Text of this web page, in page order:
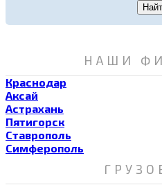
НАШИ
Краснодар
Аксай
Астрахань
Пятигорск
Ставрополь
Симферополь